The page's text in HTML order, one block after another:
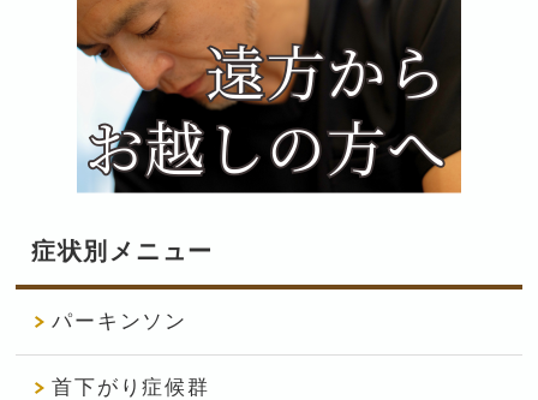
症状別メニュー
パーキンソン
首下がり症候群